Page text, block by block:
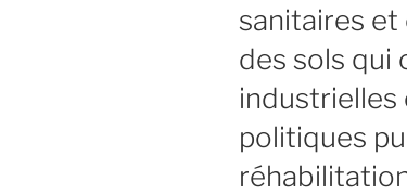
sanitaires et
des sols qui
industrielles
politiques